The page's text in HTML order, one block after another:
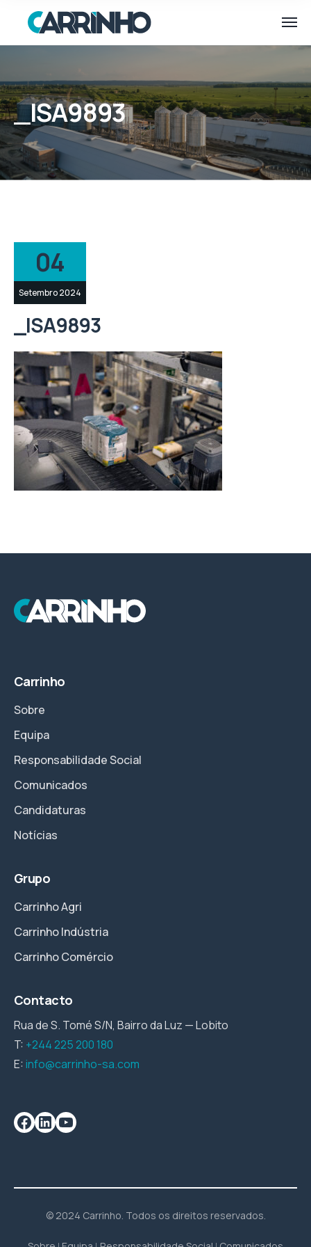
_ISA9893
04
Setembro 2024
_ISA9893
Carrinho
Sobre
Equipa
Responsabilidade Social
Comunicados
Candidaturas
Notícias
Grupo
Carrinho Agri
Carrinho Indústria
Carrinho Comércio
Contacto
Rua de S. Tomé S/N, Bairro da Luz — Lobito
T: +244 225 200 180
E:info@carrinho-sa.com
© 2024 Carrinho. Todos os direitos reservados.